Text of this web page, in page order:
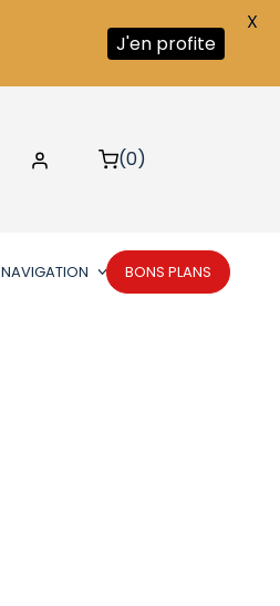
(0)
NAVIGATION BONS PLANS
J'en profite
X